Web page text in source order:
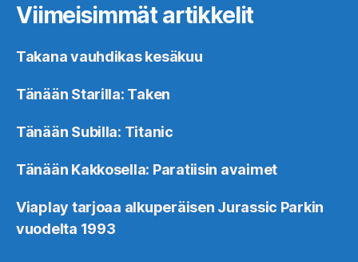
Viimeisimmät artikkelit
Takana vauhdikas kesäkuu
Tänään Starilla: Taken
Tänään Subilla: Titanic
Tänään Kakkosella: Paratiisin avaimet
Viaplay tarjoaa alkuperäisen Jurassic Parkin
vuodelta 1993